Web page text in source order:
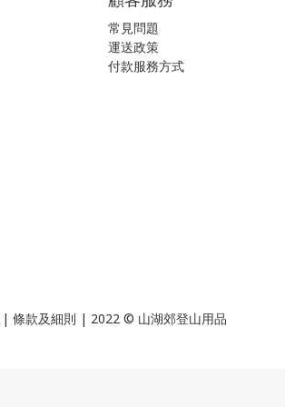
常見問題
運送政策
付款服務方式
| 條款及細則 | 2022 © 山湖郊登山用品